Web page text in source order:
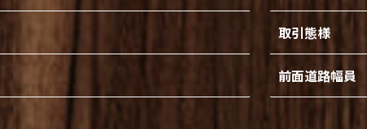
取引態様
前面道路幅員